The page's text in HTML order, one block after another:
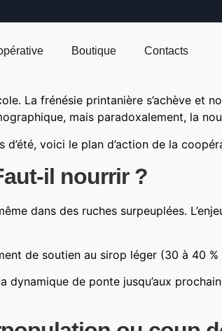
Boutique Contacts
La frénésie printanière s’achève et
mais paradoxalement, la
voici le plan d’action de la
il nourrir ?
dans des ruches surpeuplées.
de soutien au sirop léger (30 à 40
de ponte jusqu’aux